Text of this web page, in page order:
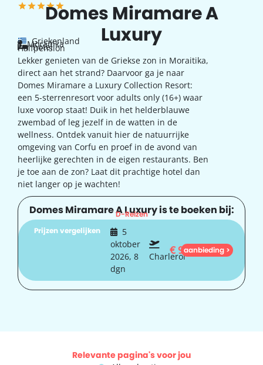
Domes Miramare A
Luxury
Griekenland
Moraitika
hotel
Halfpension
Lekker genieten van de Griekse zon in Moraitika,
direct aan het strand? Daarvoor ga je naar
Domes Miramare a Luxury Collection Resort:
een 5-sterrenresort voor adults only (16+) waar
luxe voorop staat! Duik in het helderblauwe
zwembad of leg jezelf in de watten in de
wellness. Ontdek vanuit hier de natuurrijke
omgeving van Corfu en proef in de avond van
heerlijke gerechten in de eigen restaurants. Ben
je toe aan de zon? Laat dit prachtige hotel dan
niet langer op je wachten!
Domes Miramare A Luxury is te boeken bij:
D-Reizen
Prijzen vergelijken
5
oktober
2026, 8
dgn
Charleroi
€ 963
aanbieding >
Relevante pagina's voor jou